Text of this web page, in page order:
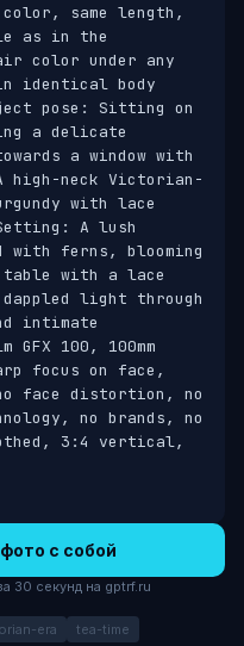
color, same length,
as in the
color under any
identical body
pose: Sitting on
a delicate
a window with
high-neck Victorian-
with lace
A lush
with ferns, blooming
table with a lace
light through
intimate
100, 100mm
focus on face,
no face distortion, no
no brands, no
3:4 vertical,
с собой
30 секунд на gptrf.ru
era
tea-time